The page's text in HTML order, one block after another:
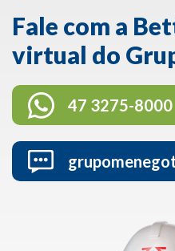
Fale com a
virtual do
47 3275-8000